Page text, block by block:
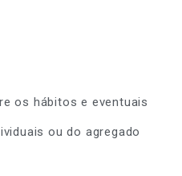
os hábitos e eventuais
ou do agregado